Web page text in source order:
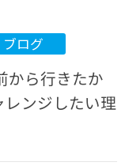
ブログ
から行きたか
レンジしたい理